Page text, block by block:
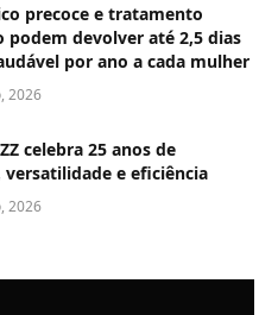
precoce e tratamento
podem devolver até 2,5 dias
por ano a cada mulher
2026
celebra 25 anos de
versatilidade e eficiência
2026